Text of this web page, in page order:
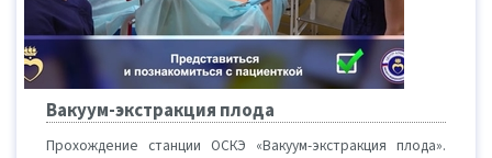
Вакуум-экстракция плода
Прохождение станции ОСКЭ «Вакуум-экстракция плода».